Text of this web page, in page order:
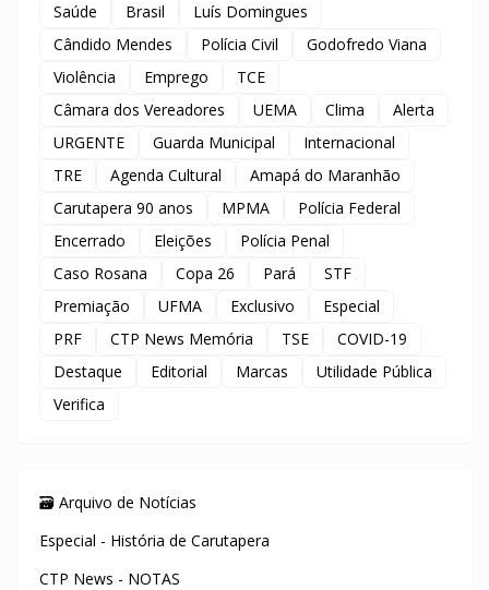
Saúde
Brasil
Luís Domingues
Cândido Mendes
Polícia Civil
Godofredo Viana
Violência
Emprego
TCE
Câmara dos Vereadores
UEMA Clima
Alerta
URGENTE
Guarda Municipal
Internacional
TRE
Agenda Cultural
Amapá do Maranhão
Carutapera 90 anos
MPMA
Polícia Federal
Encerrado
Eleições
Polícia Penal
Caso Rosana
Copa 26 Pará
STF
Premiação
UFMA Exclusivo
Especial
PRF
CTP News Memória TSE
COVID-19
Destaque
Editorial Marcas
Utilidade Pública
Verifica
🗃️ Arquivo de Notícias
Especial - História de Carutapera
CTP News - NOTAS